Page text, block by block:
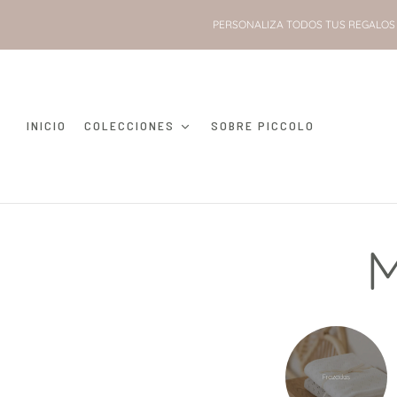
PERSONALIZA TODOS TUS
INICIO COLECCIONES SOBRE PICCOLO